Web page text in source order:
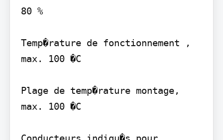
80 %
Temp�rature de fonctionnement ,
max. 100 �C
Plage de temp�rature montage,
max. 100 �C